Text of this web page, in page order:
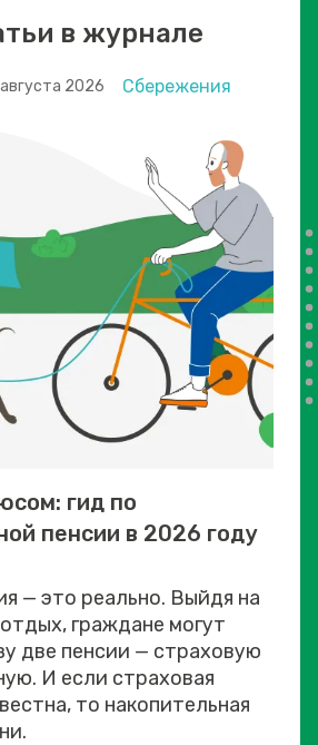
в журнале
2026 Сбережения
гид по
пенсии в 2026 году
— это реально. Выйдя на
граждане могут
две пенсии — страховую
И если страховая
то накопительная